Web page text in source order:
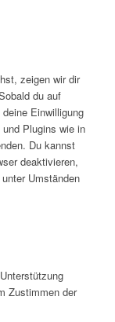
zeigen wir dir
du auf
Einwilligung
Plugins wie in
Du kannst
deaktivieren,
Umständen
Zustimmen der